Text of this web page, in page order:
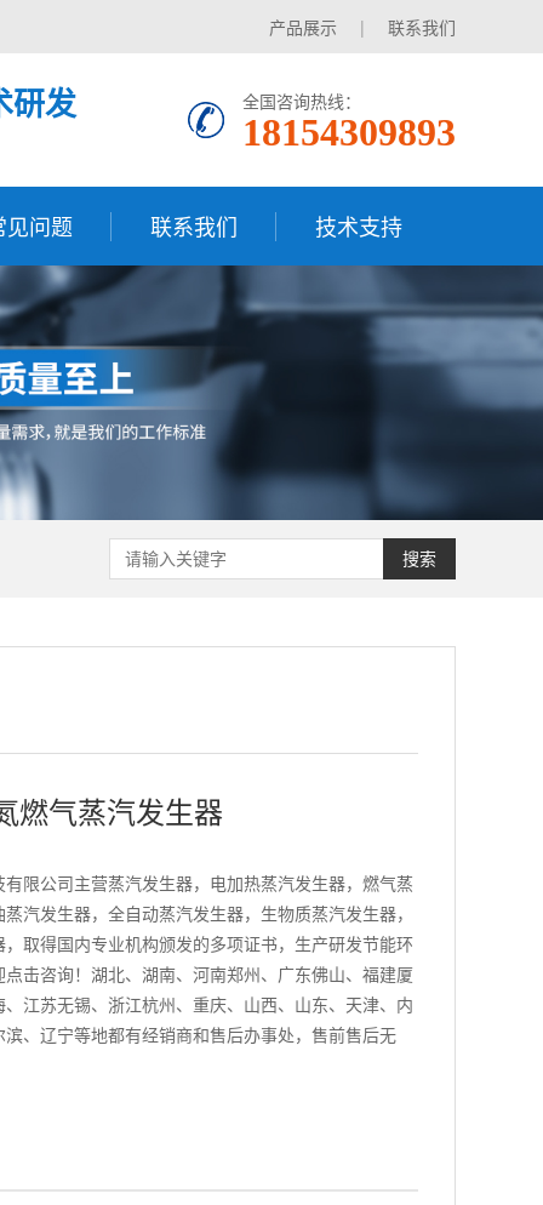
产品展示 | 联系我们
研发 全国咨询热线：
18154309893
见问题 联系我们 技术支持
搜索
燃气蒸汽发生器
限公司主营蒸汽发生器，电加热蒸汽发生器，燃气蒸
汽发生器，全自动蒸汽发生器，生物质蒸汽发生器，
取得国内专业机构颁发的多项证书，生产研发节能环
击咨询！湖北、湖南、河南郑州、广东佛山、福建厦
江苏无锡、浙江杭州、重庆、山西、山东、天津、内
、辽宁等地都有经销商和售后办事处，售前售后无